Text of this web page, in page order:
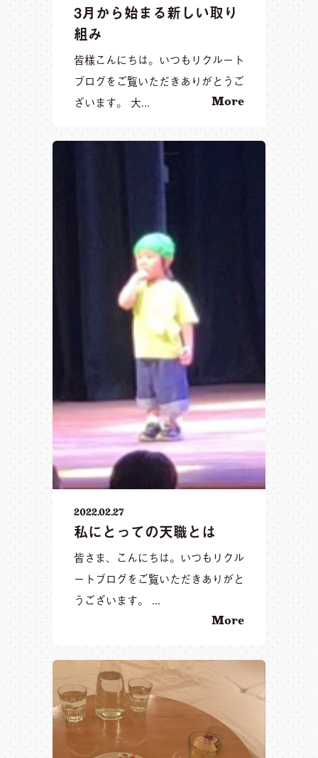
3月から始まる新しい取り
組み
皆様こんにちは。いつもリクルート
ブログをご覧いただきありがとうご
ざいます。 大...
More
2022.02.27
私にとっての天職とは
皆さま、こんにちは。いつもリクル
ートブログをご覧いただきありがと
うございます。 ...
More